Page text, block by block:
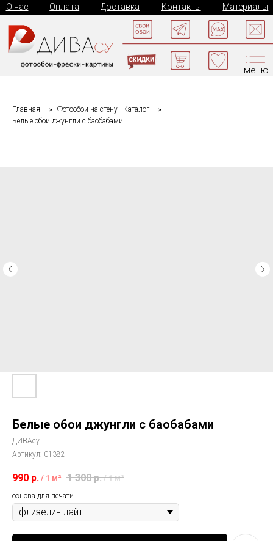
Контакты Материалы
О нас Доставка
Оплата
меню
Главная
Фотообои на стену - Каталог
Белые обои джунгли с баобабами
Белые обои джунгли с баобабами
ДИВАсу
Артикул: 01382
990 р. / 1 м² 1 300 р. / 1 м²
основа для печати